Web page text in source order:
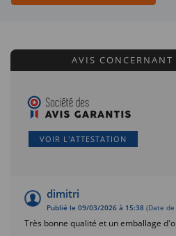
AVIS
VOIR L'ATTESTATION
dimitri
Publié le 09/03/2026 à 15:38 (Date
Très bonne qualité et un emballage